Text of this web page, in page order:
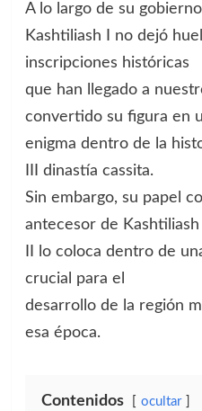
A lo largo de su
Kashtiliash I no dejó
inscripciones históricas
que han llegado a
convertido su figura en
enigma dentro de la
III dinastía cassita.
Sin embargo, su papel
antecesor de Kashtiliash
II lo coloca dentro de
crucial para el
desarrollo de la región
esa época.
Contenidos ocultar